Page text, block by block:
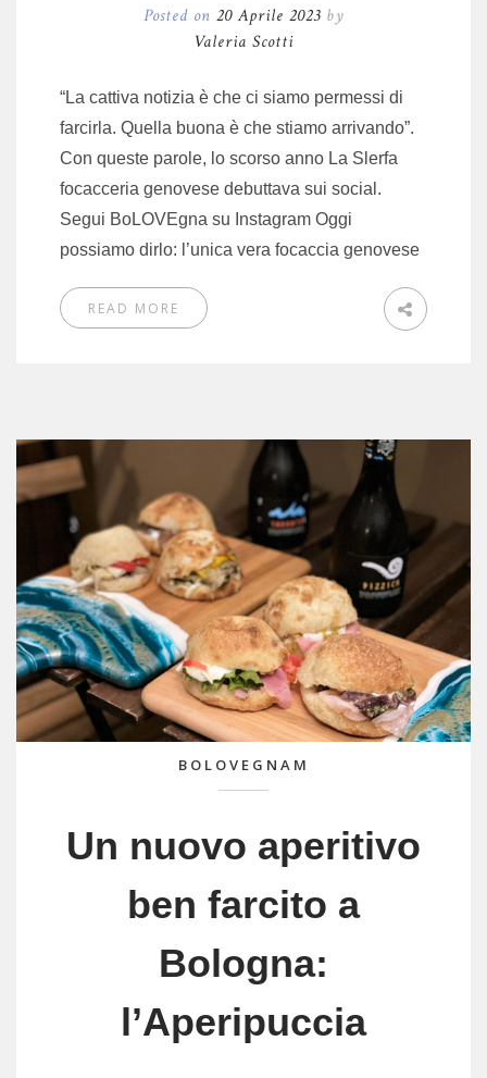
Posted on 20 Aprile 2023 by
Valeria Scotti
“La cattiva notizia è che ci siamo permessi di
farcirla. Quella buona è che stiamo arrivando”.
Con queste parole, lo scorso anno La Slerfa
focacceria genovese debuttava sui social.
Segui BoLOVEgna su Instagram Oggi
possiamo dirlo: l’unica vera focaccia genovese
READ MORE
BOLOVEGNAM
Un nuovo aperitivo
ben farcito a
Bologna:
l’Aperipuccia